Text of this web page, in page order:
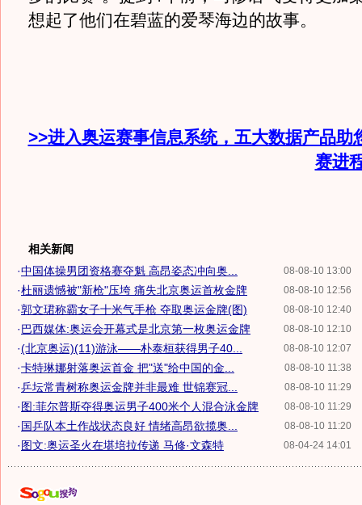
想起了他们在碧蓝的爱琴海边的故事。
>>进入奥运赛事信息系统，五大数据产品助
赛进
相关新闻
08-08-10 13:00
·中国体操男团资格赛夺魁 高昂姿态冲向奥...
08-08-10 12:56
·杜丽遗憾被"新枪"压垮 痛失北京奥运首枚金牌
08-08-10 12:40
·郭文珺称霸女子十米气手枪 夺取奥运金牌(图)
08-08-10 12:10
·巴西媒体:奥运会开幕式是北京第一枚奥运金牌
08-08-10 12:07
·(北京奥运)(11)游泳——朴泰桓获得男子40...
08-08-10 11:38
·卡特琳娜射落奥运首金 把"送"给中国的金...
08-08-10 11:29
·乒坛常青树称奥运金牌并非最难 世锦赛冠...
08-08-10 11:29
·图:菲尔普斯夺得奥运男子400米个人混合泳金牌
08-08-10 11:20
·国乒队本土作战状态良好 情绪高昂欲揽奥...
08-04-24 14:01
·图文:奥运圣火在堪培拉传递 马修·文森特